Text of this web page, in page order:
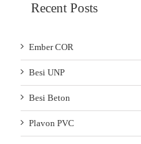
Recent Posts
Ember COR
Besi UNP
Besi Beton
Plavon PVC